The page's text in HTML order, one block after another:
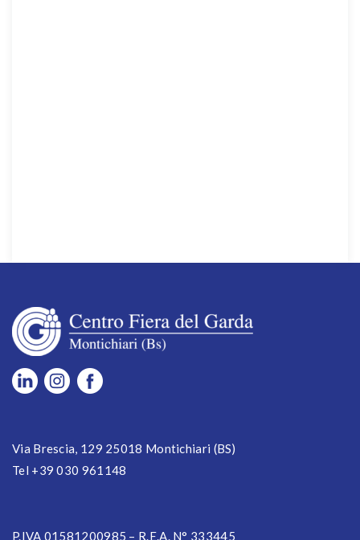
Via Brescia, 129 25018 Montichiari (BS)
Tel +39 030 961148
P.IVA 01581200985 – R.E.A. N° 333445